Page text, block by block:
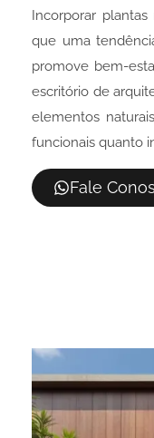
Incorporar
que uma
promove bem-
escritório de
elementos
funcionais quanto
Fale